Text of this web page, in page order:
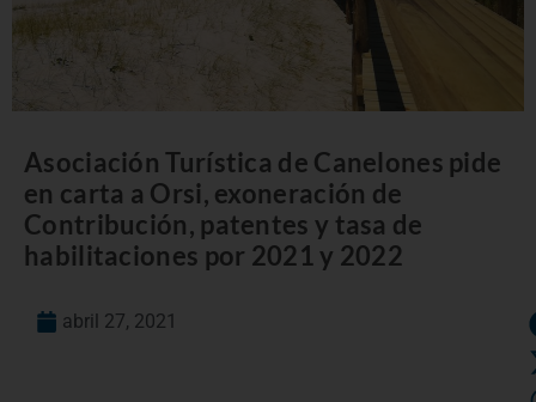
Asociación Turística de Canelones pide
en carta a Orsi, exoneración de
Contribución, patentes y tasa de
habilitaciones por 2021 y 2022
abril 27, 2021